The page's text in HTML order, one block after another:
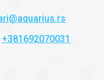
+381692070031